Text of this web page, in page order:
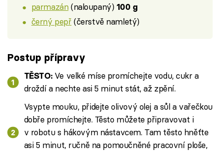
parmazán(naloupaný) 100 g
černý pepř (čerstvě namletý)
Postup přípravy
TĚSTO:Ve velké míse promíchejte vodu, cukr a
droždí a nechte asi 5 minut stát, až zpění.
Vsypte mouku, přidejte olivový olej a sůl a vařečkou
dobře promíchejte. Těsto můžete připravovat i
v robotu s hákovým nástavcem. Tam těsto hněťte
asi 5 minut, ručně na pomoučněné pracovní ploše,